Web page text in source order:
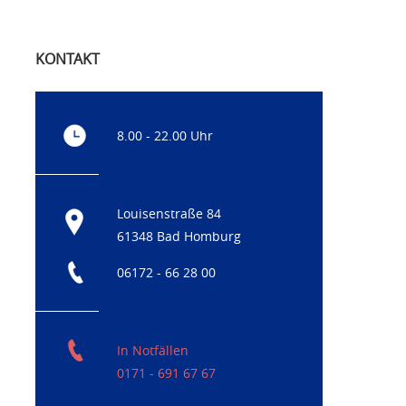
KONTAKT
8.00 - 22.00 Uhr
Louisenstraße 84
61348 Bad Homburg
06172 - 66 28 00
In Notfällen
0171 - 691 67 67